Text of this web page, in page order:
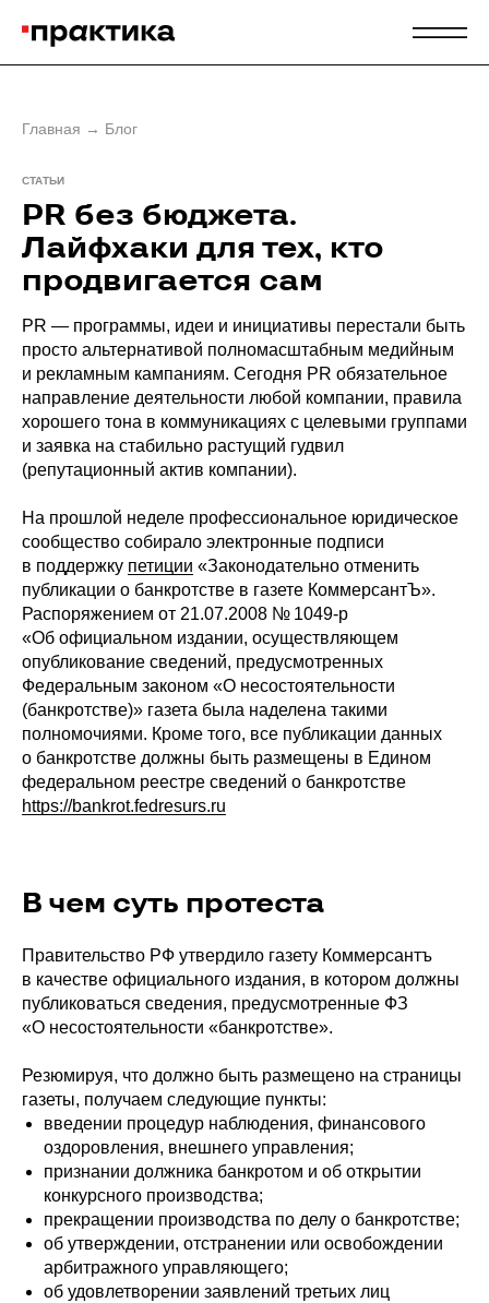
Главная → Блог
СТАТЬИ
PR без бюджета.
Лайфхаки для тех, кто
продвигается сам
PR — программы, идеи и инициативы перестали быть
просто альтернативой полномасштабным медийным
и рекламным кампаниям. Сегодня PR обязательное
направление деятельности любой компании, правила
хорошего тона в коммуникациях с целевыми группами
и заявка на стабильно растущий гудвил
(репутационный актив компании).
На прошлой неделе профессиональное юридическое
сообщество собирало электронные подписи
в поддержку петиции «Законодательно отменить
публикации о банкротстве в газете КоммерсантЪ».
Распоряжением от 21.07.2008 № 1049-р
«Об официальном издании, осуществляющем
опубликование сведений, предусмотренных
Федеральным законом «О несостоятельности
(банкротстве)» газета была наделена такими
полномочиями. Кроме того, все публикации данных
о банкротстве должны быть размещены в Едином
федеральном реестре сведений о банкротстве
https://bankrot.fedresurs.ru
В чем суть протеста
Правительство РФ утвердило газету Коммерсантъ
в качестве официального издания, в котором должны
публиковаться сведения, предусмотренные ФЗ
«О несостоятельности «банкротстве».
Резюмируя, что должно быть размещено на страницы
газеты, получаем следующие пункты:
введении процедур наблюдения, финансового
оздоровления, внешнего управления;
признании должника банкротом и об открытии
конкурсного производства;
прекращении производства по делу о банкротстве;
об утверждении, отстранении или освобождении
арбитражного управляющего;
об удовлетворении заявлений третьих лиц